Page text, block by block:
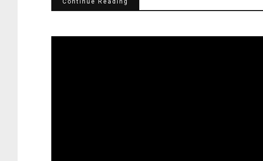
Continue Reading